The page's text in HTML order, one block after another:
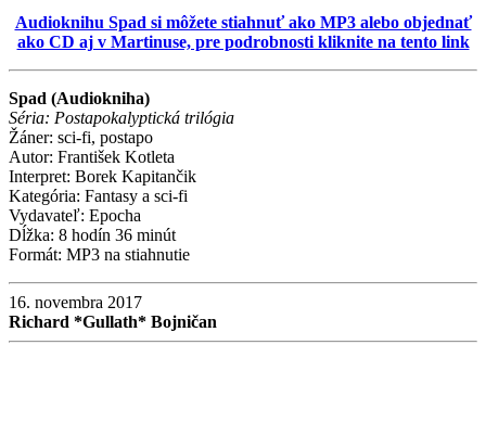
Audioknihu Spad si môžete stiahnuť ako MP3 alebo objednať
ako CD aj v Martinuse, pre podrobnosti kliknite na tento link
Spad (Audiokniha)
Séria: Postapokalyptická trilógia
Žáner: sci-fi, postapo
Autor: František Kotleta
Interpret: Borek Kapitančik
Kategória: Fantasy a sci-fi
Vydavateľ: Epocha
Dĺžka: 8 hodín 36 minút
Formát: MP3 na stiahnutie
16. novembra 2017
Richard *Gullath* Bojničan